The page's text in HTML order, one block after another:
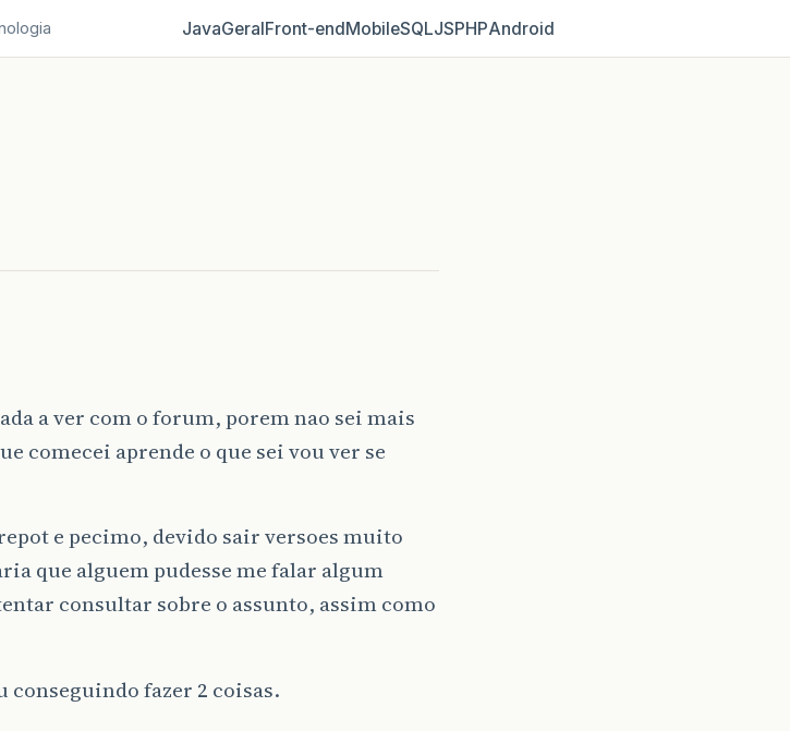
JavaGeralFront‑endMobileSQLJSPHPAndroid
a ver com o forum, porem nao sei mais
comecei aprende o que sei vou ver se
e pecimo, devido sair versoes muito
que alguem pudesse me falar algum
consultar sobre o assunto, assim como
conseguindo fazer 2 coisas.